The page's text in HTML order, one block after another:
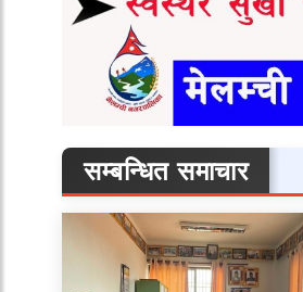
सम्बन्धित समाचार